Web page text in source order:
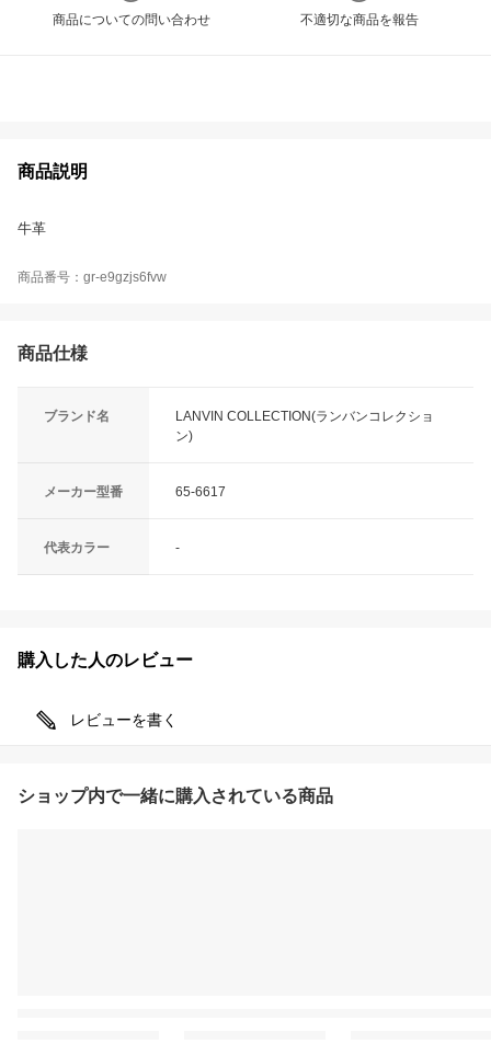
商品についての問い合わせ 不適切な商品を報告
商品説明
牛革
商品番号：gr-e9gzjs6fvw
商品仕様
ブランド名
LANVIN COLLECTION(ランバンコレクショ
ン)
メーカー型番 65-6617
代表カラー -
購入した人のレビュー
レビューを書く
ショップ内で一緒に購入されている商品